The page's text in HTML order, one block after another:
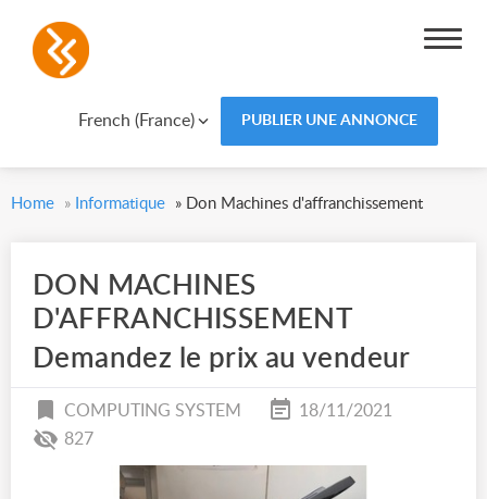
French (France) PUBLIER UNE ANNONCE
Home » Informatique » Don Machines d'affranchissement
DON MACHINES
D'AFFRANCHISSEMENT
Demandez le prix au vendeur
COMPUTING SYSTEM
18/11/2021
827